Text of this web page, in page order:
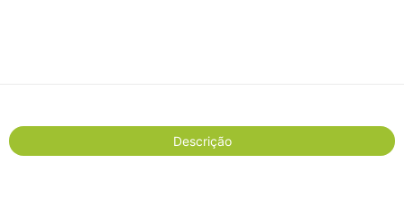
Descrição